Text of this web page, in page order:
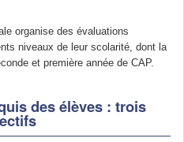
organise des évaluations
niveaux de leur scolarité, dont la
et première année de CAP.
des élèves : trois